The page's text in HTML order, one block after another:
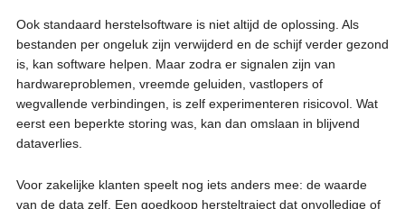
Ook standaard herstelsoftware is niet altijd de oplossing. Als
bestanden per ongeluk zijn verwijderd en de schijf verder gezond
is, kan software helpen. Maar zodra er signalen zijn van
hardwareproblemen, vreemde geluiden, vastlopers of
wegvallende verbindingen, is zelf experimenteren risicovol. Wat
eerst een beperkte storing was, kan dan omslaan in blijvend
dataverlies.
Voor zakelijke klanten speelt nog iets anders mee: de waarde
van de data zelf. Een goedkoop hersteltraject dat onvolledige of